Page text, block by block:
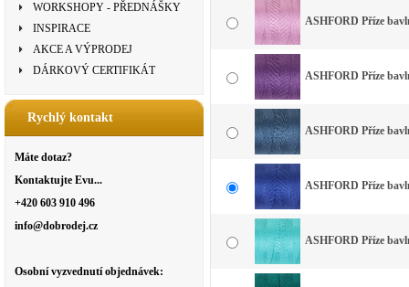
WORKSHOPY - PŘEDNÁŠKY
INSPIRACE
AKCE A VÝPRODEJ
DÁRKOVÝ CERTIFIKÁT
Rychlý kontakt
Máte dotaz?
Kontaktujte Evu...
+420 603 910 496
info@dobrodej.cz
Osobní vyzvednutí objednávek:
ASHFORD Příze
ASHFORD Příze
ASHFORD Příze
ASHFORD Příze
ASHFORD Příze